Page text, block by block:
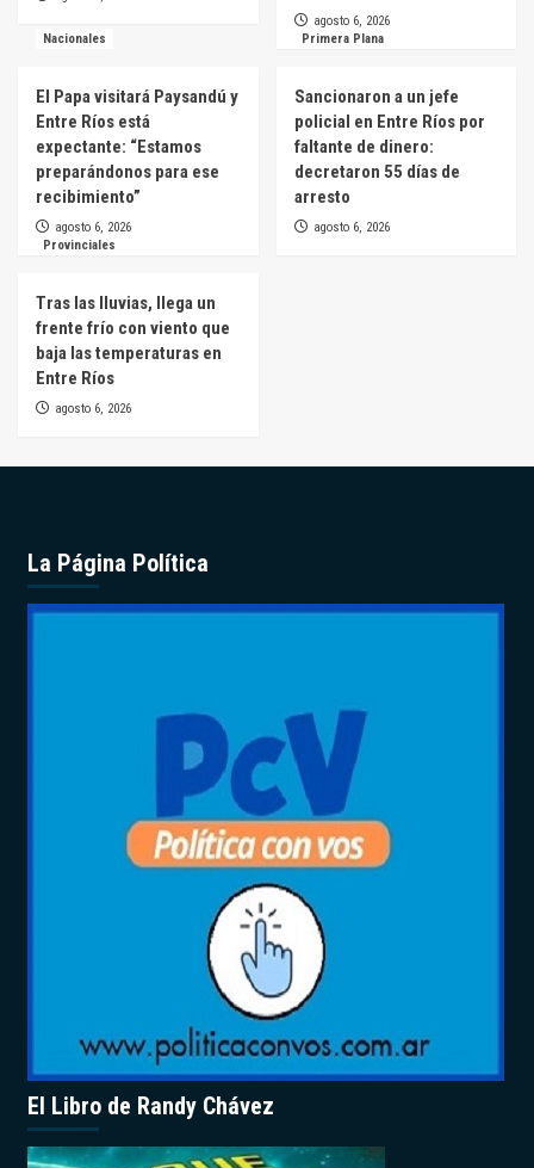
agosto 6, 2026
Nacionales
El Papa visitará Paysandú y
Entre Ríos está
expectante: “Estamos
preparándonos para ese
recibimiento”
agosto 6, 2026
Primera Plana
Sancionaron a un jefe
policial en Entre Ríos por
faltante de dinero:
decretaron 55 días de
arresto
agosto 6, 2026
Provinciales
Tras las lluvias, llega un
frente frío con viento que
baja las temperaturas en
Entre Ríos
agosto 6, 2026
La Página Política
El Libro de Randy Chávez